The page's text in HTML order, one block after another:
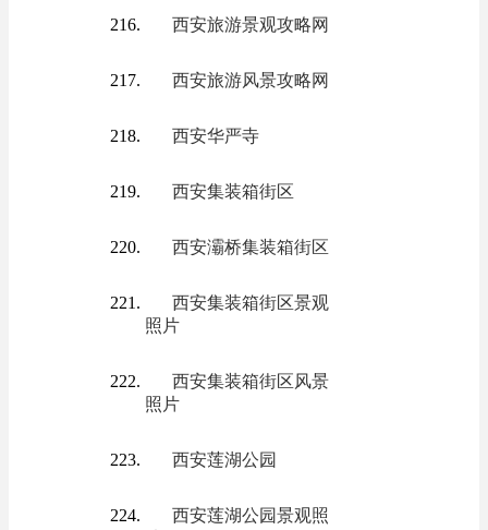
西安旅游景观攻略网
西安旅游风景攻略网
西安华严寺
西安集装箱街区
西安灞桥集装箱街区
西安集装箱街区景观
照片
西安集装箱街区风景
照片
西安莲湖公园
西安莲湖公园景观照